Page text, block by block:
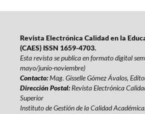
Revista Electrónica Calidad en la
(CAES) ISSN 1659-4703.
Esta revista se publica en formato digital
mayo/junio-noviembre)
Contacto:Mag. Gisselle Gómez Ávalos,
Dirección Postal:Revista Electrónica
Superior
Instituto de Gestión de la Calidad